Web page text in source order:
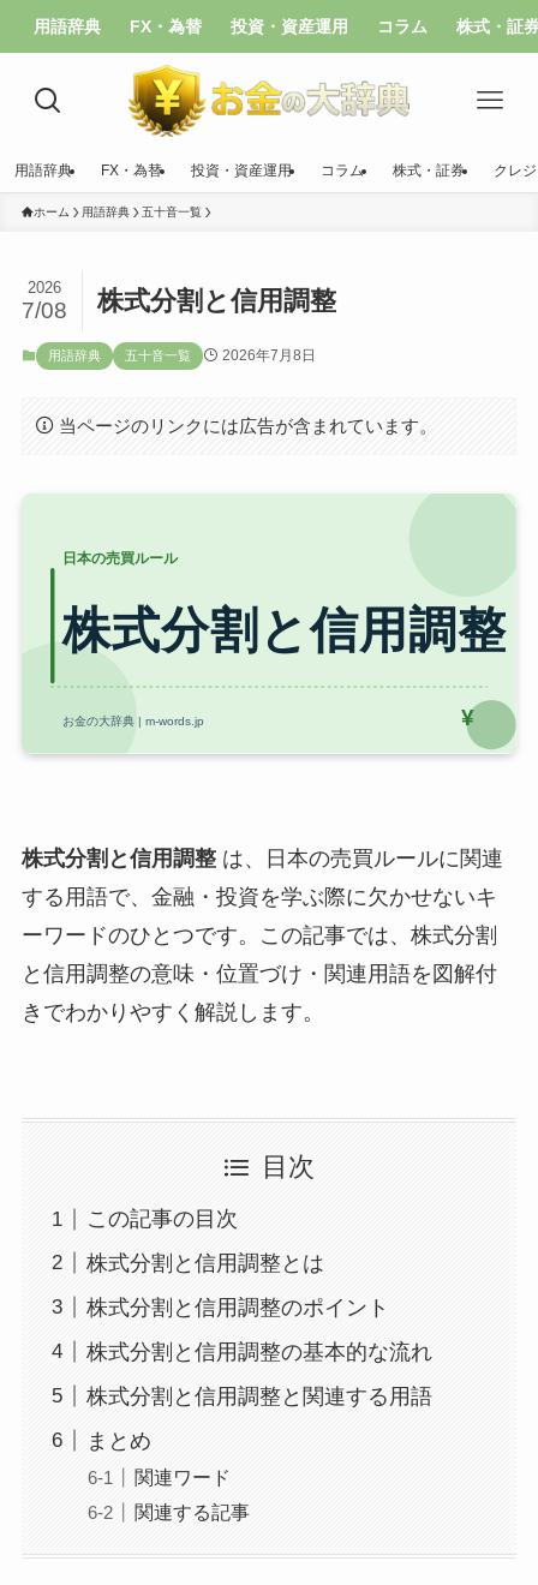
用語辞典 FX・為替 投資・資産運用 コラム 株式・証
用語辞典 FX・為替 投資・資産運用 コラム 株式・証券 クレ
ホーム 用語辞典 五十音一覧
株式分割と信用調整
2026
7/08
用語辞典 五十音一覧 2026年7月8日
当ページのリンクには広告が含まれています。
株式分割と信用調整は、日本の売買ルールに関連
する用語で、金融・投資を学ぶ際に欠かせないキ
ーワードのひとつです。この記事では、株式分割
と信用調整の意味・位置づけ・関連用語を図解付
きでわかりやすく解説します。
目次
この記事の目次
株式分割と信用調整とは
株式分割と信用調整のポイント
株式分割と信用調整の基本的な流れ
株式分割と信用調整と関連する用語
まとめ
関連ワード
関連する記事